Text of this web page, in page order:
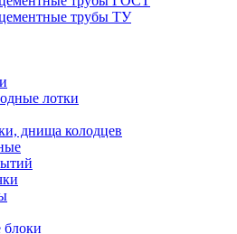
трубы ТУ
лотки
днища колодцев
блоки